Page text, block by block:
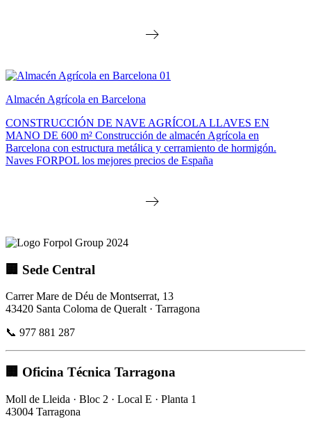
Almacén Agrícola en Barcelona
CONSTRUCCIÓN DE NAVE AGRÍCOLA LLAVES EN
MANO DE 600 m² Construcción de almacén Agrícola en
Barcelona con estructura metálica y cerramiento de hormigón.
Naves FORPOL los mejores precios de España
🏢 Sede Central
Carrer Mare de Déu de Montserrat, 13
43420 Santa Coloma de Queralt · Tarragona
📞 977 881 287
🏢 Oficina Técnica Tarragona
Moll de Lleida · Bloc 2 · Local E · Planta 1
43004 Tarragona